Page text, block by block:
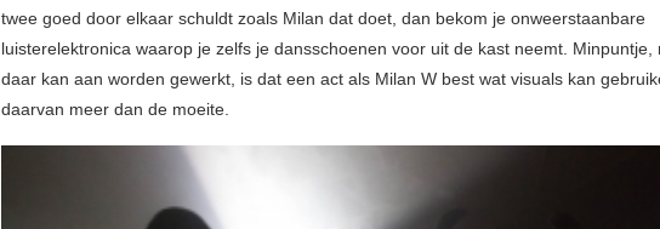
twee goed door elkaar schuldt zoals Milan dat doet, dan bekom je onweerstaanbare
luisterelektronica waarop je zelfs je dansschoenen voor uit de kast neemt. Minpuntje,
daar kan aan worden gewerkt, is dat een act als Milan W best wat visuals kan
daarvan meer dan de moeite.